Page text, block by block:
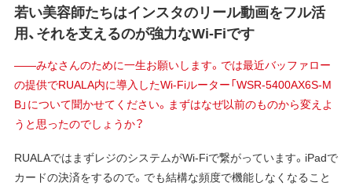
若い美容師たちはインスタのリール動画をフル活
用、それを支えるのが強力なWi-Fiです
——みなさんのために一生お願いします。では最近バッファロー
の提供でRUALA内に導入したWi-Fiルーター「WSR-5400AX6S-M
B」について聞かせてください。まずはなぜ以前のものから変えよ
うと思ったのでしょうか？
RUALAではまずレジのシステムがWi-Fiで繋がっています。iPadで
カードの決済をするので。でも結構な頻度で機能しなくなること